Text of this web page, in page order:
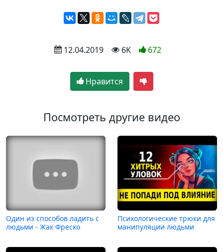
12.04.2019 6K 672
Нравится
Посмотреть другие видео
Один из способов ладить с
людьми - Жак Фреско
Психологические трюки для
манипуляции людьми